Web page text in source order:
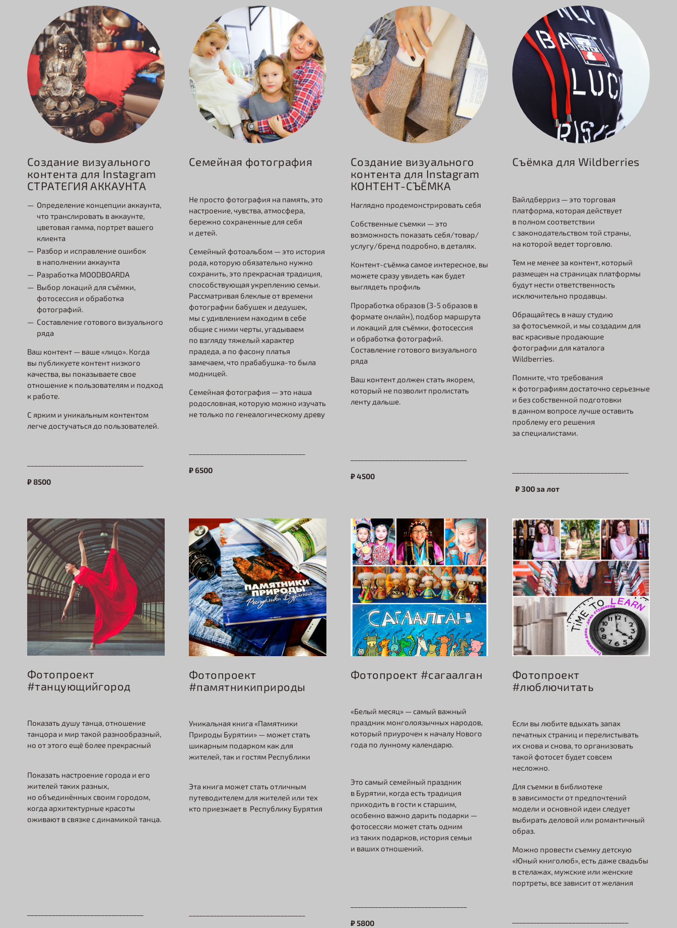
Создание визуального
контента для Instagram
СТРАТЕГИЯ АККАУНТА
Определение концепции аккаунта,
что транслировать в аккаунте,
цветовая гамма, портрет вашего
клиента
Разбор и исправление ошибок
в наполнении аккаунта
Разработка MOODBOARDA
Выбор локаций для съёмки,
фотосессия и обработка
фотографий.
Составление готового визуального
ряда
Ваш контент — ваше «лицо». Когда
вы публикуете контент низкого
качества, вы показываете свое
отношение к пользователям и подход
к работе.
С ярким и уникальным контентом
легче достучаться до пользователей.
₽8500
Семейная фотография
Не просто фотография на память, это
настроение, чувства, атмосфера,
бережно сохраненные для себя
и детей.
Семейный фотоальбом — это история
рода, которую обязательно нужно
сохранить, это прекрасная традиция,
способствующая укреплению семьи.
Рассматривая блеклые от времени
фотографии бабушек и дедушек,
мы с удивлением находим в себе
общие с ними черты, угадываем
по взгляду тяжелый характер
прадеда, а по фасону платья
замечаем, что прабабушка-то была
модницей.
Семейная фотография — это наша
родословная, которую можно изучать
не только по генеалогическому древу
₽6500
Создание визуального
контента для Instagram
КОНТЕНТ-СЪЁМКА
Наглядно продемонстрировать себя
Собственные съемки — это
возможность показать себя/товар/
услугу/бренд подробно, в деталях.
Контент-съёмка самое интересное, вы
можете сразу увидеть как будет
выглядеть профиль
Проработка образов (3-5 образов в
формате онлайн), подбор маршрута
и локаций для съёмки, фотосессия
и обработка фотографий.
Составление готового визуального
ряда
Ваш контент должен стать якорем,
который не позволит пролистать
ленту дальше.
₽ 4500
Съёмка для Wildberries
Вайлдберриз — это торговая
платформа, которая действует
в полном соответствии
с законодательством той страны,
на которой ведет торговлю.
Тем не менее за контент, который
размещен на страницах платформы
будут нести ответственность
исключительно продавцы.
Обращайтесь в нашу студию
за фотосъемкой, и мы создадим для
вас красивые продающие
фотографии для каталога
Wildberries.
Помните, что требования
к фотографиям достаточно серьезные
и без собственной подготовки
в данном вопросе лучше оставить
проблему его решения
за специалистами.
₽ 300 за лот
Фотопроект
#танцующийгород
Показать душу танца, отношение
танцора и мир такой разнообразный,
но от этого ещё более прекрасный
Показать настроение города и его
жителей таких разных,
но объединённых своим городом,
когда архитектурные красоты
оживают в связке с динамикой танца.
Фотопроект
#памятникиприроды
Уникальная книга «Памятники
Природы Бурятии» — может стать
шикарным подарком как для
жителей, так и гостям Республики
Эта книга может стать отличным
путеводителем для жителей или тех
кто приезжает в Республику Бурятия
Фотопроект #сагаалган
«Белый месяц» — самый важный
праздник монголоязычных народов,
который приурочен к началу Нового
года по лунному календарю.
Это самый семейный праздник
в Бурятии, когда есть традиция
приходить в гости к старшим,
особенно важно дарить подарки —
фотосессяи может стать одним
из таких подарков, история семьи
и ваших отношений.
₽5800
Фотопроект
#люблючитать
Если вы любите вдыхать запах
печатных страниц и перелистывать
их снова и снова, то организовать
такой фотосет будет совсем
несложно.
Для съемки в библиотеке
в зависимости от предпочтений
модели и основной идеи следует
выбирать деловой или романтичный
образ.
Можно провести съемку детскую
«Юный книголюб», есть даже свадьбы
в стелажах, мужские или женские
портреты, все зависит от желания